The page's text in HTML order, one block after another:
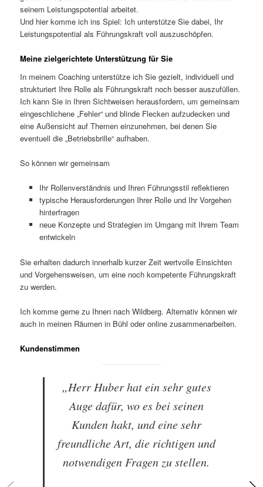
seinem Leistungspotential arbeitet.
Und hier komme ich ins Spiel: Ich unterstütze Sie dabei, Ihr
Leistungspotential als Führungskraft voll auszuschöpfen.
Meine zielgerichtete Unterstützung für Sie
In meinem Coaching unterstütze ich Sie gezielt, individuell und
strukturiert Ihre Rolle als Führungskraft noch besser auszufüllen.
Ich kann Sie in Ihren Sichtweisen herausfordern, um gemeinsam
eingeschlichene „Fehler“ und blinde Flecken aufzudecken und
eine Außensicht auf Themen einzunehmen, bei denen Sie
eventuell die „Betriebsbrille“ aufhaben.
So können wir gemeinsam
Ihr Rollenverständnis und Ihren Führungsstil reflektieren
typische Herausforderungen Ihrer Rolle und Ihr Vorgehen
hinterfragen
neue Konzepte und Strategien im Umgang mit Ihrem Team
entwickeln
Sie erhalten dadurch innerhalb kurzer Zeit wertvolle Einsichten
und Vorgehensweisen, um eine noch kompetente Führungskraft
zu werden.
Ich komme gerne zu Ihnen nach Wildberg. Alternativ können wir
auch in meinen Räumen in Bühl oder online zusammenarbeiten.
Kundenstimmen
„Herr Huber hat ein sehr gutes
Auge dafür, wo es bei seinen
Kunden hakt, und eine sehr
freundliche Art, die richtigen und
notwendigen Fragen zu stellen.